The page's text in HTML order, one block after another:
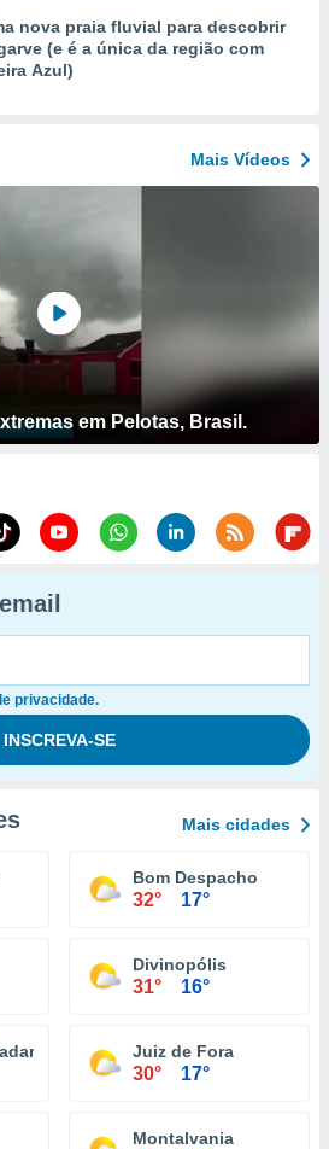
nova praia fluvial para descobrir
(e é a única da região com
Azul)
Mais Vídeos
em Pelotas, Brasil.
privacidade.
Mais cidades
Bom Despacho
32° 17°
Divinopólis
31° 16°
Juiz de Fora
30° 17°
Montalvania